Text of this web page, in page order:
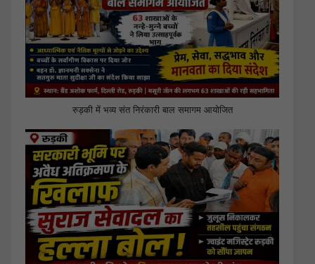
रुड़की में भव्य संत निरंकारी बाल समागम आयोजित